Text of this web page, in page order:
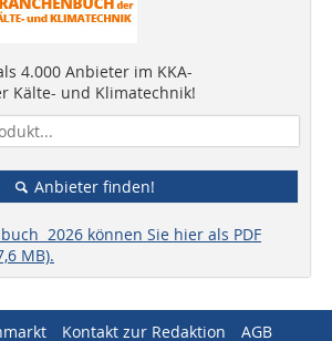
4.000 Anbieter im KKA-
Kälte- und Klimatechnik!
Anbieter finden!
2026 können Sie hier als PDF
MB).
Kontakt zur Redaktion AGB